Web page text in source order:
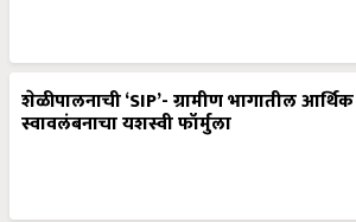
शेळीपालनाची ‘SIP’- ग्रामीण भागातील आर्थिक
स्वावलंबनाचा यशस्वी फॉर्मुला